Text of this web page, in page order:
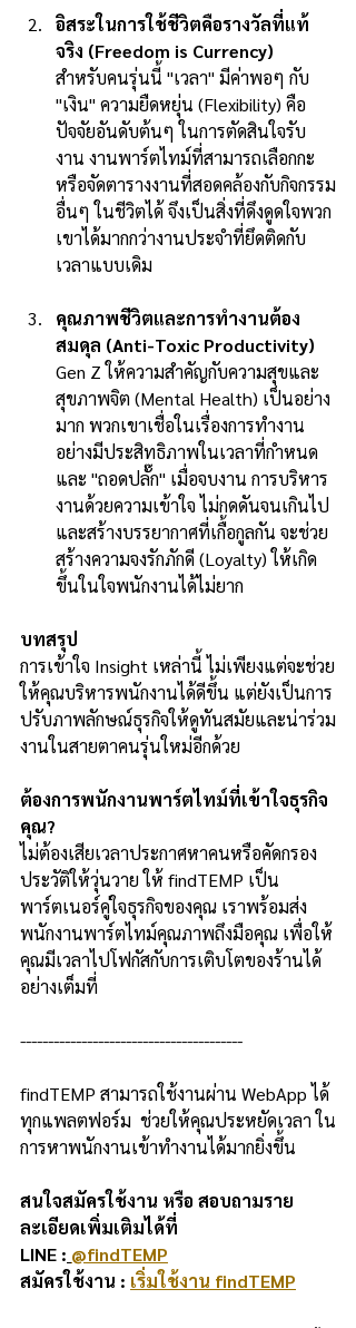
อิสระในการใช้ชีวิตคือรางวัลที่แท้
จริง (Freedom is Currency)
สำหรับคนรุ่นนี้ "เวลา" มีค่าพอๆ กับ
"เงิน" ความยืดหยุ่น (Flexibility) คือ
ปัจจัยอันดับต้นๆ ในการตัดสินใจรับ
งาน งานพาร์ตไทม์ที่สามารถเลือกกะ
หรือจัดตารางงานที่สอดคล้องกับกิจกรรม
อื่นๆ ในชีวิตได้ จึงเป็นสิ่งที่ดึงดูดใจพวก
เขาได้มากกว่างานประจำที่ยึดติดกับ
เวลาแบบเดิม
คุณภาพชีวิตและการทำงานต้อง
สมดุล (Anti-Toxic Productivity)
Gen Z ให้ความสำคัญกับความสุขและ
สุขภาพจิต (Mental Health) เป็นอย่าง
มาก พวกเขาเชื่อในเรื่องการทำงาน
อย่างมีประสิทธิภาพในเวลาที่กำหนด
และ "ถอดปลั๊ก" เมื่อจบงาน การบริหาร
งานด้วยความเข้าใจ ไม่กดดันจนเกินไป
และสร้างบรรยากาศที่เกื้อกูลกัน จะช่วย
สร้างความจงรักภักดี (Loyalty) ให้เกิด
ขึ้นในใจพนักงานได้ไม่ยาก
บทสรุป
การเข้าใจ Insight เหล่านี้ ไม่เพียงแต่จะช่วย
ให้คุณบริหารพนักงานได้ดีขึ้น แต่ยังเป็นการ
ปรับภาพลักษณ์ธุรกิจให้ดูทันสมัยและน่าร่วม
งานในสายตาคนรุ่นใหม่อีกด้วย
ต้องการพนักงานพาร์ตไทม์ที่เข้าใจธุรกิจ
คุณ?
ไม่ต้องเสียเวลาประกาศหาคนหรือคัดกรอง
ประวัติให้วุ่นวาย ให้ findTEMP เป็น
พาร์ตเนอร์คู่ใจธุรกิจของคุณ เราพร้อมส่ง
พนักงานพาร์ตไทม์คุณภาพถึงมือคุณ เพื่อให้
คุณมีเวลาไปโฟกัสกับการเติบโตของร้านได้
อย่างเต็มที่
----------------------------------------
findTEMP สามารถใช้งานผ่าน WebApp ได้
ทุกแพลตฟอร์ม  ช่วยให้คุณประหยัดเวลา ใน
การหาพนักงานเข้าทำงานได้มากยิ่งขึ้น
สนใจสมัครใช้งาน หรือ สอบถามราย
ละเอียดเพิ่มเติมได้ที่
LINE : @findTEMP
สมัครใช้งาน : เริ่มใช้งาน findTEMP